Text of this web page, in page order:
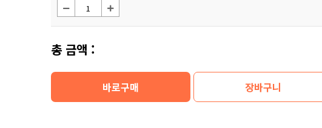
총 금액 :
바로구매 장바구니